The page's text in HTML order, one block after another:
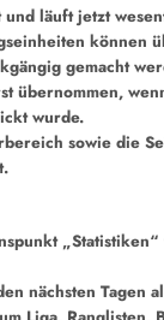
und läuft jetzt
können
gemacht
übernommen,
wurde.
sowie die
nächsten Tagen